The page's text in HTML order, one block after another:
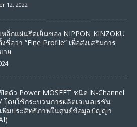
12, 2022
ล็กแผ่นรีดเย็นของ NIPPON KINZOKU
ชื่อว่า “Fine Profile” เพื่อส่งเสริมการ
าย
ดตัว Power MOSFET ชนิด N-Channel
โดยใช้กระบวนการผลิตเจเนอเรชัน
พิ่มประสิทธิภาพในศูนย์ข้อมูลปัญญา